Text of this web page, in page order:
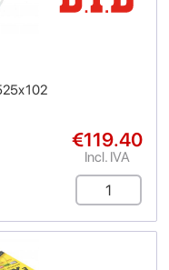
€119.40
Incl. IVA